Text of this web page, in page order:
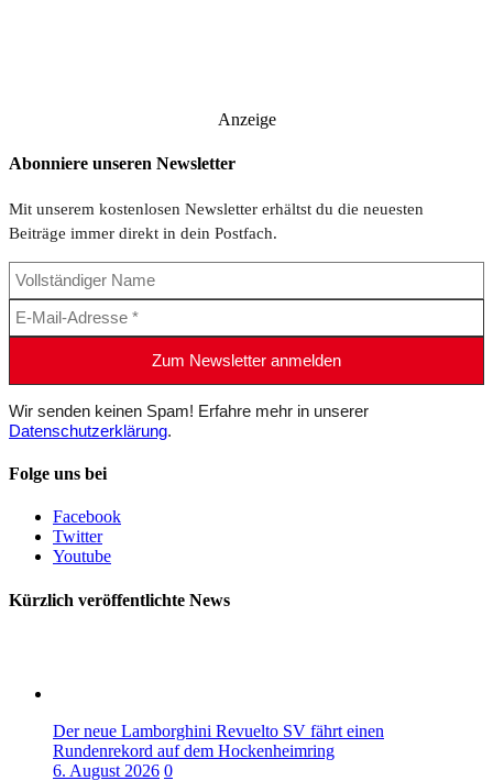
Anzeige
Abonniere unseren Newsletter
Mit unserem kostenlosen Newsletter erhältst du die neuesten
Beiträge immer direkt in dein Postfach.
Wir senden keinen Spam! Erfahre mehr in unserer
Datenschutzerklärung.
Folge uns bei
Facebook
Twitter
Youtube
Kürzlich veröffentlichte News
Der neue Lamborghini Revuelto SV fährt einen
Rundenrekord auf dem Hockenheimring
6. August 2026 0